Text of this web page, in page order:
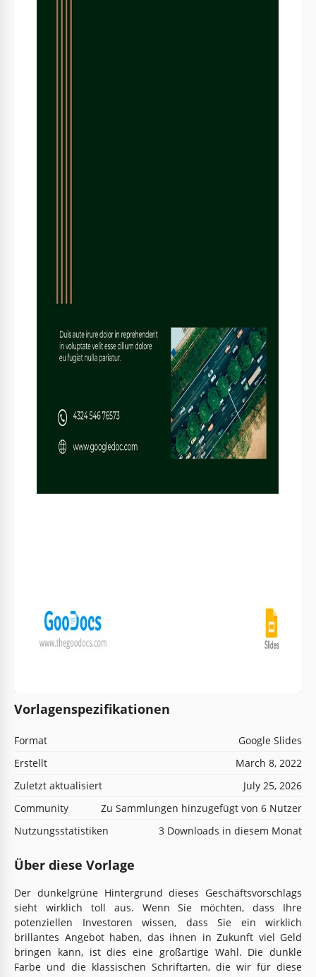
Vorlagenspezifikationen
Format
Google Slides
Erstellt
March 8, 2022
Zuletzt aktualisiert
July 25, 2026
Community
Zu Sammlungen hinzugefügt von 6 Nutzer
Nutzungsstatistiken
3 Downloads in diesem Monat
Über diese Vorlage
Der dunkelgrüne Hintergrund dieses Geschäftsvorschlags
sieht wirklich toll aus. Wenn Sie möchten, dass Ihre
potenziellen Investoren wissen, dass Sie ein wirklich
brillantes Angebot haben, das ihnen in Zukunft viel Geld
bringen kann, ist dies eine großartige Wahl. Die dunkle
Farbe und die klassischen Schriftarten, die wir für diese